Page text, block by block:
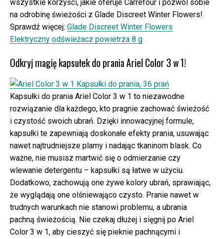
wszystkie korzyści, jakie oferuje Carrefour i pozwól sobie
na odrobinę świeżości z Glade Discreet Winter Flowers!
Sprawdź więcej: Glade Discreet Winter Flowers
Elektryczny odświeżacz powietrza 8 g
Odkryj magię kapsułek do prania Ariel Color 3 w 1!
Kapsułki do prania Ariel Color 3 w 1 to niezawodne
rozwiązanie dla każdego, kto pragnie zachować świeżość
i czystość swoich ubrań. Dzięki innowacyjnej formule,
kapsułki te zapewniają doskonałe efekty prania, usuwając
nawet najtrudniejsze plamy i nadając tkaninom blask. Co
ważne, nie musisz martwić się o odmierzanie czy
wlewanie detergentu – kapsułki są łatwe w użyciu.
Dodatkowo, zachowują one żywe kolory ubrań, sprawiając,
że wyglądają one olśniewająco czysto. Pranie nawet w
trudnych warunkach nie stanowi problemu, a ubrania
pachną świeżością. Nie czekaj dłużej i sięgnij po Ariel
Color 3 w 1, aby cieszyć się pieknie pachnącymi i